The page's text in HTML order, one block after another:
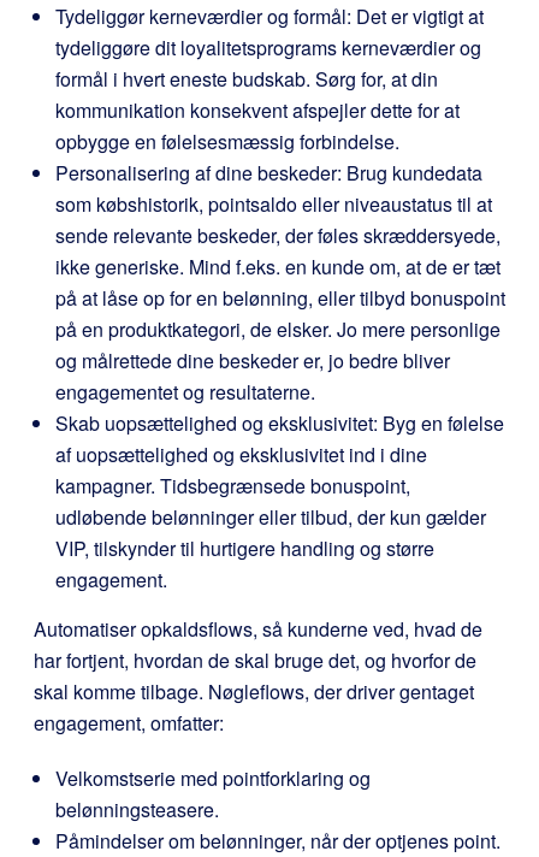
Tydeliggør kerneværdier og formål: Det er vigtigt at
tydeliggøre dit loyalitetsprograms kerneværdier og
formål i hvert eneste budskab. Sørg for, at din
kommunikation konsekvent afspejler dette for at
opbygge en følelsesmæssig forbindelse.
Personalisering af dine beskeder: Brug kundedata
som købshistorik, pointsaldo eller niveaustatus til at
sende relevante beskeder, der føles skræddersyede,
ikke generiske. Mind f.eks. en kunde om, at de er tæt
på at låse op for en belønning, eller tilbyd bonuspoint
på en produktkategori, de elsker. Jo mere personlige
og målrettede dine beskeder er, jo bedre bliver
engagementet og resultaterne.
Skab uopsættelighed og eksklusivitet: Byg en følelse
af uopsættelighed og eksklusivitet ind i dine
kampagner. Tidsbegrænsede bonuspoint,
udløbende belønninger eller tilbud, der kun gælder
VIP, tilskynder til hurtigere handling og større
engagement.
Automatiser opkaldsflows, så kunderne ved, hvad de
har fortjent, hvordan de skal bruge det, og hvorfor de
skal komme tilbage. Nøgleflows, der driver gentaget
engagement, omfatter:
Velkomstserie med pointforklaring og
belønningsteasere.
Påmindelser om belønninger, når der optjenes point.